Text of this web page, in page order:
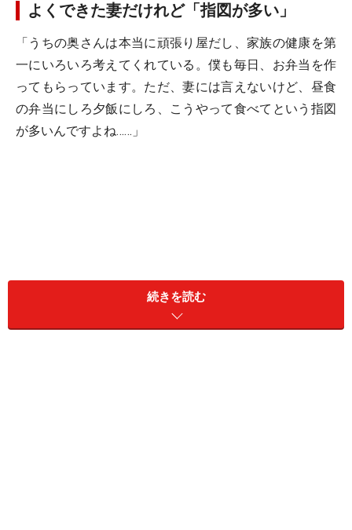
よくできた妻だけれど「指図が多い」
「うちの奥さんは本当に頑張り屋だし、家族の健康を第
一にいろいろ考えてくれている。僕も毎日、お弁当を作
ってもらっています。ただ、妻には言えないけど、昼食
の弁当にしろ夕飯にしろ、こうやって食べてという指図
が多いんですよね……」
続きを読む